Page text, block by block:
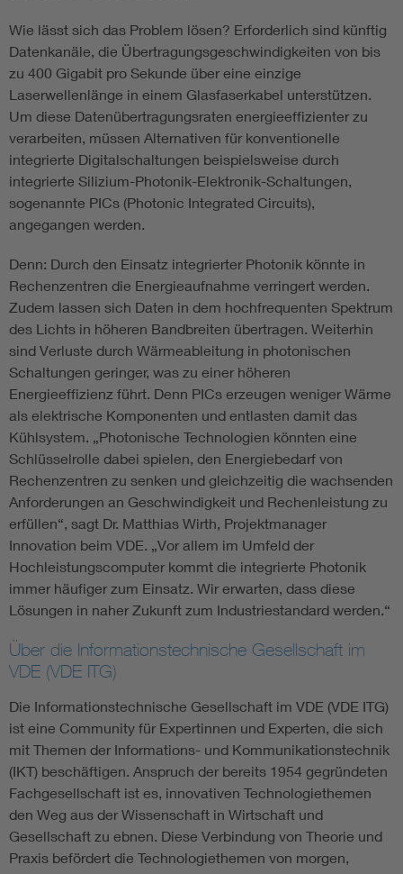
Wie lässt sich das Problem lösen? Erforderlich sind künftig
Datenkanäle, die Übertragungsgeschwindigkeiten von bis
zu 400 Gigabit pro Sekunde über eine einzige
Laserwellenlänge in einem Glasfaserkabel unterstützen.
Um diese Datenübertragungsraten energieeffizienter zu
verarbeiten, müssen Alternativen für konventionelle
integrierte Digitalschaltungen beispielsweise durch
integrierte Silizium-Photonik-Elektronik-Schaltungen,
sogenannte PICs (Photonic Integrated Circuits),
angegangen werden.
Denn: Durch den Einsatz integrierter Photonik könnte in
Rechenzentren die Energieaufnahme verringert werden.
Zudem lassen sich Daten in dem hochfrequenten Spektrum
des Lichts in höheren Bandbreiten übertragen. Weiterhin
sind Verluste durch Wärmeableitung in photonischen
Schaltungen geringer, was zu einer höheren
Energieeffizienz führt. Denn PICs erzeugen weniger Wärme
als elektrische Komponenten und entlasten damit das
Kühlsystem. „Photonische Technologien könnten eine
Schlüsselrolle dabei spielen, den Energiebedarf von
Rechenzentren zu senken und gleichzeitig die wachsenden
Anforderungen an Geschwindigkeit und Rechenleistung zu
erfüllen“, sagt Dr. Matthias Wirth, Projektmanager
Innovation beim VDE. „Vor allem im Umfeld der
Hochleistungscomputer kommt die integrierte Photonik
immer häufiger zum Einsatz. Wir erwarten, dass diese
Lösungen in naher Zukunft zum Industriestandard werden.“
Über die Informationstechnische Gesellschaft im
VDE (VDE ITG)
Die Informationstechnische Gesellschaft im VDE (VDE ITG)
ist eine Community für Expertinnen und Experten, die sich
mit Themen der Informations- und Kommunikationstechnik
(IKT) beschäftigen. Anspruch der bereits 1954 gegründeten
Fachgesellschaft ist es, innovativen Technologiethemen
den Weg aus der Wissenschaft in Wirtschaft und
Gesellschaft zu ebnen. Diese Verbindung von Theorie und
Praxis befördert die Technologiethemen von morgen,